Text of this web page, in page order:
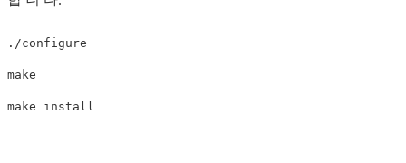
./configure
make
make install